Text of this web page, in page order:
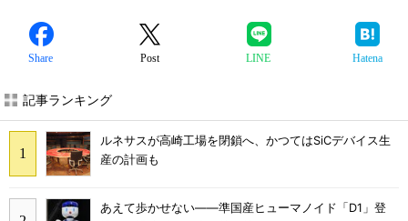
Share Post LINE Hatena
記事ランキング
ルネサスが高崎工場を閉鎖へ、かつてはSiCデバイス生
産の計画も
あえて歩かせない――準国産ヒューマノイド「D1」登